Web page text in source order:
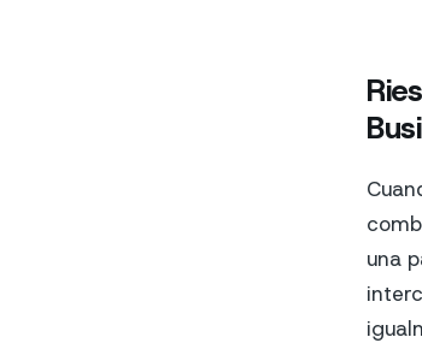
una